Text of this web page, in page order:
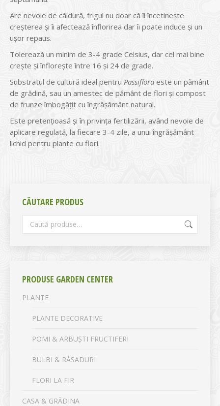
Are nevoie de căldură, frigul nu doar că îi încetineşte
creşterea şi îi afectează înflorirea dar îi poate induce şi un
uşor repaus.
Tolerează un minim de 3-4 grade Celsius, dar cel mai bine
creşte şi înfloreşte între 16 şi 24 de grade.
Substratul de cultură ideal pentru Passiflora este un pământ
de grădină, sau un amestec de pământ de flori şi compost
de frunze îmbogăţit cu îngrăşământ natural.
Este pretenţioasă şi în privinţa fertilizării, având nevoie de
aplicare regulată, la fiecare 3-4 zile, a unui îngrăşământ
lichid pentru plante cu flori.
CĂUTARE PRODUS
PRODUSE GARDEN CENTER
PLANTE
PLANTE DECORATIVE
POMI & ARBUȘTI FRUCTIFERI
BULBI & RĂSADURI
FLORI LA FIR
CASA & GRĂDINA